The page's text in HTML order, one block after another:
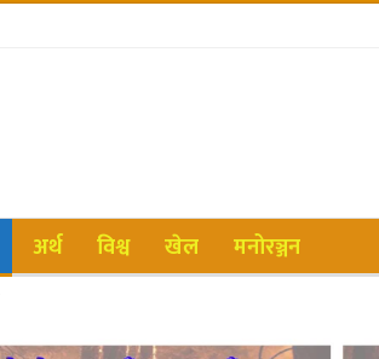
अर्थ विश्व खेल मनोरञ्जन